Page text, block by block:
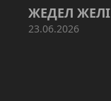
ЖЕДЕЛ ЖЕЛІ
23.06.2026